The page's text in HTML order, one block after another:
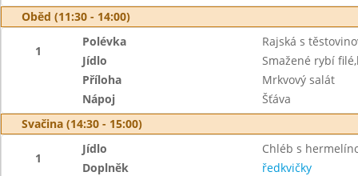
Oběd (11:30 - 14:00)
1
Polévka
Rajská s
Jídlo
Smažené rybí
Příloha
Mrkvový salát
Nápoj
Šťáva
Svačina (14:30 - 15:00)
1
Jídlo
Chléb s
Doplněk
ředkvičky